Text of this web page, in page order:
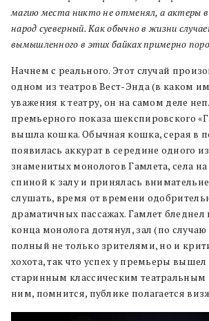
магию места никто не отменял, а актеры в
народ суеверный. Как обычно в жизни
вымышленного в этих байках примерно
Начнем с реального. Этот случай
одном из театров Вест-Энда (в каком
уважения к театру, он на самом деле
премьерного показа шекспировского
вышла кошка. Обычная кошка, серая в
появилась аккурат в середине одного
знаменитых монологов Гамлета, села
спиной к залу и принялась
слушать, время от времени
драматичных пассажах. Гамлет
конца монолога дотянул, зал (по
полный не только зрителями, но и
хохота, так что успех у премьеры
старинным классическим театральным
ним, помнится, публике полагается